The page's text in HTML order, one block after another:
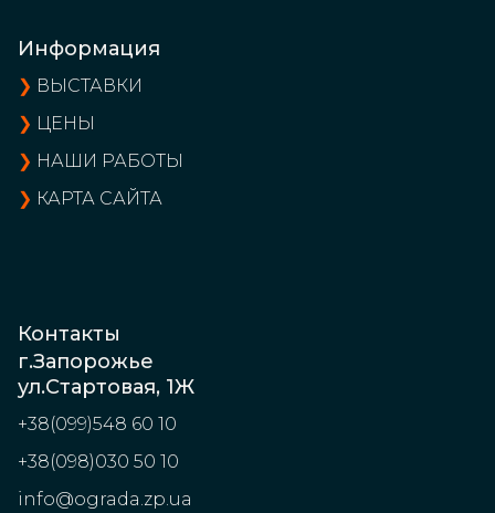
Информация
❯ ВЫСТАВКИ
❯ ЦЕНЫ
❯ НАШИ РАБОТЫ
❯ КАРТА САЙТА
Контакты
г.Запорожье
ул.Стартовая, 1Ж
+38(099)548 60 10
+38(098)030 50 10
info@ograda.zp.ua